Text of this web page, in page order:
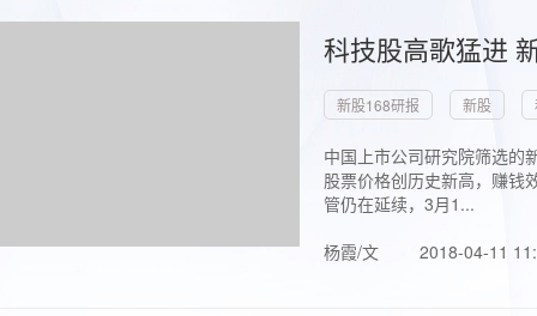
科技股高歌猛进
新股168研报 新股
中国上市公司研究院筛选的
股票价格创历史新高，赚钱
管仍在延续，3月1...
杨霞/文
2018-04-11